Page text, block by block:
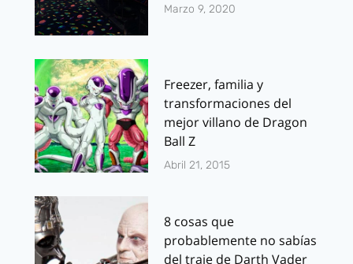
Marzo 9, 2020
Freezer, familia y
transformaciones del
mejor villano de Dragon
Ball Z
Abril 21, 2015
8 cosas que
probablemente no sabías
del traje de Darth Vader